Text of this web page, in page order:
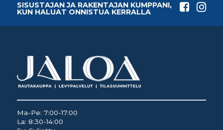
SISUSTAJAN JA RAKENTAJAN KUMPPANI,
KUN HALUAT ONNISTUA KERRALLA
Ma-Pe: 7:00-17:00
La: 8:30-14:00